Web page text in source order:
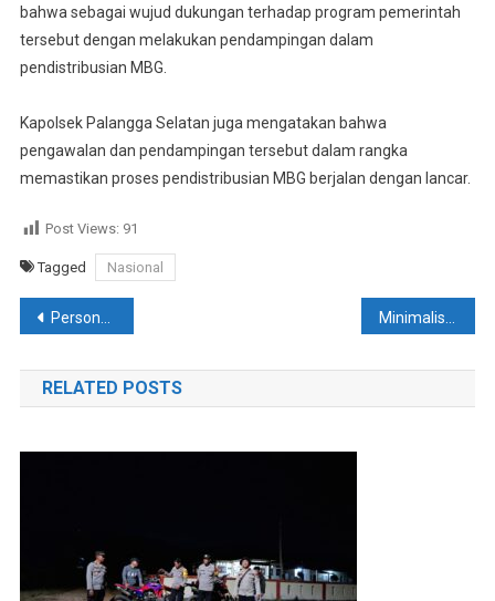
bahwa sebagai wujud dukungan terhadap program pemerintah
tersebut dengan melakukan pendampingan dalam
pendistribusian MBG.
Kapolsek Palangga Selatan juga mengatakan bahwa
pengawalan dan pendampingan tersebut dalam rangka
memastikan proses pendistribusian MBG berjalan dengan lancar.
Post Views: 91
Tagged Nasional
Navigasi
pos
Personel Pemegang Senpi Laksanakan Tes Psikologi. Kabag SDM Polres Konsel ; Tes Dilakukan Agar Tidak Ada Penyalahgunaan Senjata Api Minimalisir Aksi Kejahatan Di Pasar Rakyat, Polsek Moramo Utara Lakukam Patroli
RELATED POSTS